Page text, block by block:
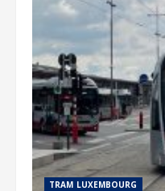
TRAM LUXEMBOURG